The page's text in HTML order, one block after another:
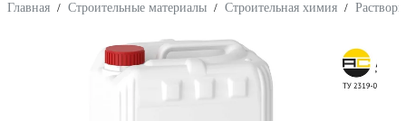
Главная / Строительные материалы / Строительная химия /